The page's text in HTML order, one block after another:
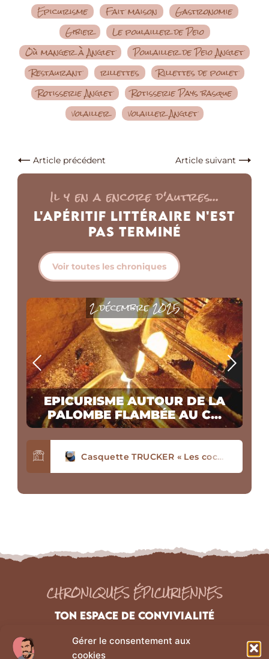
Gérer le consentement aux
cookies
Epicurisme
Fait maison
Gastronomie
Gibier
Le poulailler de Peio
Où manger à Anglet
Poulailler de Peio Anglet
Restaurant
rillettes
Rillettes de poulet
Rotisserie Anglet
Rotisserie Pays basque
volailler
volailler Anglet
Article précédent Article suivant
Il y en a encore d'autres...
L'Apéritif Littéraire n'est
pas Terminé
Voir toutes les chroniques
2 décembre 2025
EPICURISME AUTOUR DE LA
PALOMBE FLAMBÉE AU C...
T-SHIRT « Les cochons ne sont pas seulement dans les boxons »
Casquette TRUCKER « Les cochons ne sont pas seulement dans les boxons »Tablier écoresponsable « Les cochons ne sont pas seulement dans les boxons
Tablier avec poche en coton Bio « J’ai le vent en poulpe »
CHRONIQUES ÉPICURIENNES
TON ESPACE DE CONVIVIALITÉ
NAVIGATION Liens Légaux